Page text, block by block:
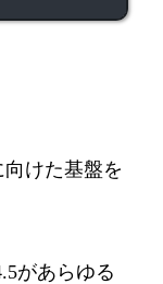
向けた基盤を
があらゆる